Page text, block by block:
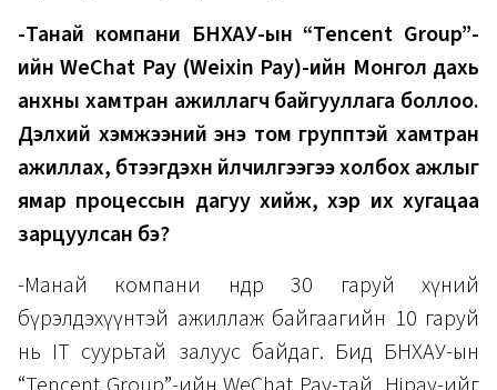
-Танай компани БНХАУ-ын “Tencent Group”-
ийн WeChat Pay (Weixin Pay)-ийн Монгол дахь
анхны хамтран ажиллагч байгууллага боллоо.
Дэлхий хэмжээний энэ том групптэй хамтран
ажиллах, бүтээгдэхүүн үйлчилгээгээ холбох ажлыг
ямар процессын дагуу хийж, хэр их хугацаа
зарцуулсан бэ?
-Манай компани өнөөдөр 30 гаруй хүний
бүрэлдэхүүнтэй ажиллаж байгаагийн 10 гаруй
нь IT суурьтай залуус байдаг. Бид БНХАУ-ын